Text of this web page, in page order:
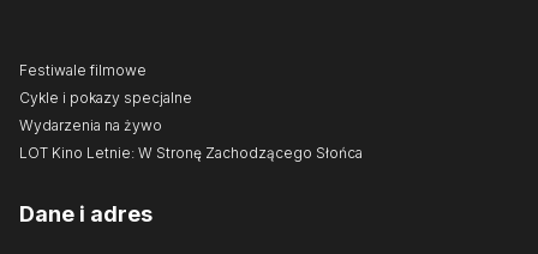
Festiwale filmowe
Cykle i pokazy specjalne
Wydarzenia na żywo
LOT Kino Letnie: W Stronę Zachodzącego Słońca
Dane i adres